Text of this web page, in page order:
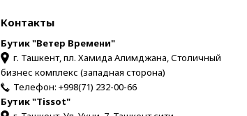
Контакты
Бутик "Ветер Времени"
г. Ташкент, пл. Хамида Алимджана, Столичный
бизнес комплекс (западная сторона)
Телефон: +998(71) 232-00-66
Бутик "Tissot"